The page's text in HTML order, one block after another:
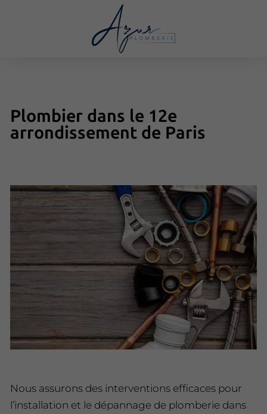
Plombier dans le 12e
arrondissement de Paris
Nous assurons des interventions efficaces pour
l’installation et le dépannage de plomberie dans